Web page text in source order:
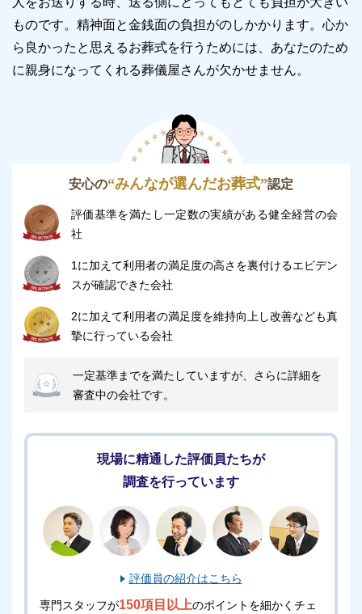
24時間受付けていますので、早朝でも深夜でもかまい
ません。
葬儀のことが何もわからなくても、お電話口でご状況
ウィズホール新宮の駐車場について
ウィズホール新宮には、20台収容できる駐車場があり
そのため、車で来場することが可能です。
しかし、台数には限りがあるため、日によっては満車
となる可能性があります。
そのため、事前に当日の葬儀の状況を確認した上で来
場することをおすすめします。
あるいは、できるだけ乗り合わせるか、タクシーやバ
スなどを利用して来場することをおすすめします。
ウィズホール新宮の火葬場について
ウィズホール新宮には火葬の設備はありません。
そのため、お葬式の後に近隣の火葬場（火葬施設）に
霊柩車で出棺して、火葬場到着後に荼毘（火葬）にふ
ものです。精神面と金銭面の負担がのしかかります。 心か
ら良かったと思えるお葬式を行うためには、あなたのため
に親身になってくれる葬儀屋さんが欠かせません。
安心の“みんなが選んだお葬式”認定
評価基準を満たし一定数の実績がある健全経営の会
社
1に加えて利用者の満足度の高さを裏付けるエビデン
スが確認できた会社
2に加えて利用者の満足度を維持向上し改善なども真
摯に行っている会社
一定基準までを満たしていますが、さらに詳細を
審査中の会社です。
現場に精通した評価員たちが
調査を行っています
評価員の紹介はこちら
専門スタッフが150項目以上のポイントを細かくチェ